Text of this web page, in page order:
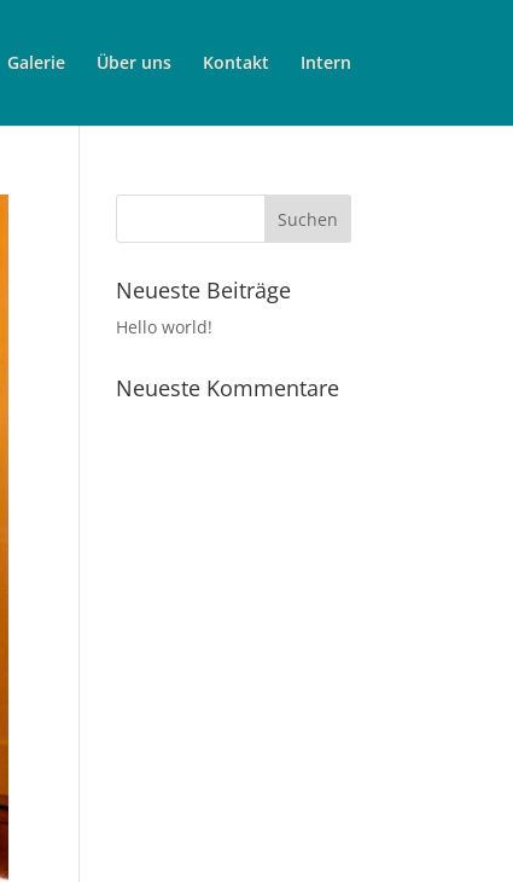
Galerie Über uns Kontakt Intern
Neueste Beiträge
Hello world!
Neueste Kommentare